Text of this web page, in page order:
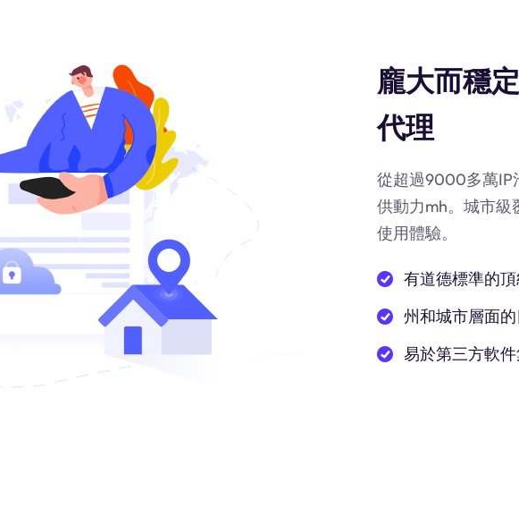
龐大而穩
代理
從超過9000多萬IP
供動力mh。城市級
使用體驗。
有道德標準的
州和城市層面
易於第三方軟